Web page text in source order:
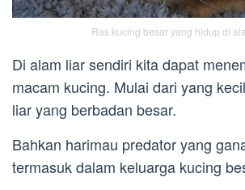
Ras kucing besar yang hidup di
Di alam liar sendiri kita dapat
macam kucing. Mulai dari yang
liar yang berbadan besar.
Bahkan harimau predator yang
termasuk dalam keluarga kucing